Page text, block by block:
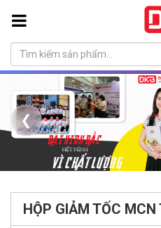
❮
HỘP GIẢM TỐC